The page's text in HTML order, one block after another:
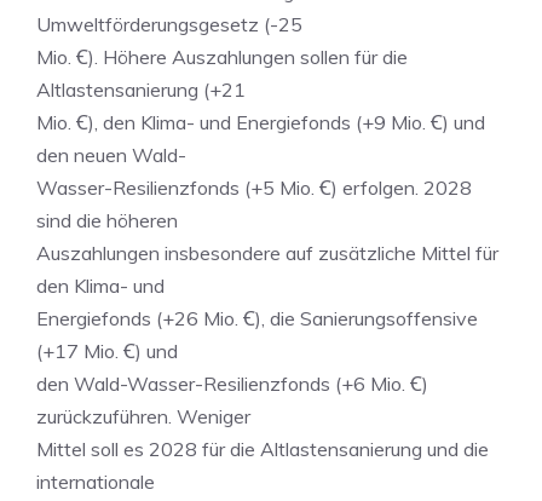
Umweltförderungsgesetz (-25
Mio. Ꞓ). Höhere Auszahlungen sollen für die
Altlastensanierung (+21
Mio. Ꞓ), den Klima- und Energiefonds (+9 Mio. Ꞓ) und
den neuen Wald-
Wasser-Resilienzfonds (+5 Mio. Ꞓ) erfolgen. 2028
sind die höheren
Auszahlungen insbesondere auf zusätzliche Mittel für
den Klima- und
Energiefonds (+26 Mio. Ꞓ), die Sanierungsoffensive
(+17 Mio. Ꞓ) und
den Wald-Wasser-Resilienzfonds (+6 Mio. Ꞓ)
zurückzuführen. Weniger
Mittel soll es 2028 für die Altlastensanierung und die
internationale